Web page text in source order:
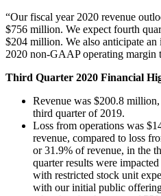
少人数のチームで大規模なゲ
XR ゲーム
XR ゲームを複数プラットフォ
マルチプレイヤーゲーム
マルチプレイヤーゲーム制作
“Our fiscal year 2020 revenue
$756 million. We expect fourth
$204 million. We also anticipate
2020 non-GAAP operating margin
Third Quarter 2020 Financial
Revenue was $200.8
third quarter of 2019.
Loss from operations was
revenue, compared to loss
or 31.9% of revenue, in the
quarter results were
with restricted stock unit
with our initial public